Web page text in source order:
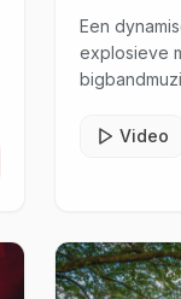
Een
explosieve
Video